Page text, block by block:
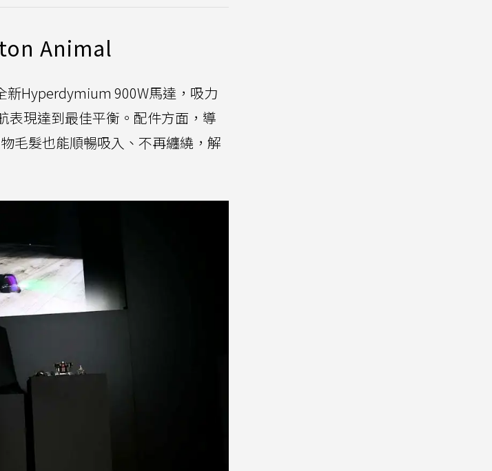
Animal
新Hyperdymium 900W馬達，吸力
表現達到最佳平衡。配件方面，導
毛髮也能順暢吸入、不再纏繞，解